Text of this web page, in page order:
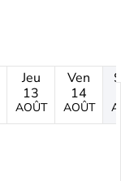
Jeu
13
AOÛT
Ven
14
AOÛT